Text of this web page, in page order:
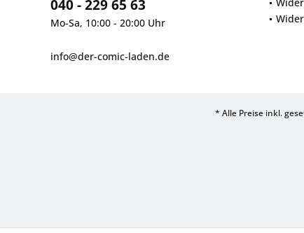
040 - 229 65 63
Mo-Sa, 10:00 - 20:00 Uhr
info@der-comic-laden.de
* Alle Preise inkl.